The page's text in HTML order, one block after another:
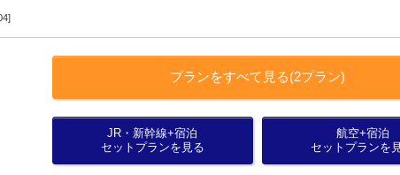
プランをすべて見る(2プラン)
JR・新幹線+宿泊
セットプランを見る
航空+宿泊
セットプランを